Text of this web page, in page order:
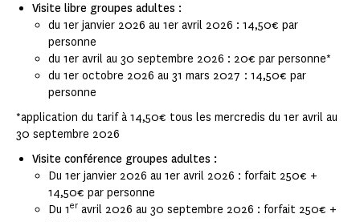
Visite libre groupes adultes :
du 1er janvier 2026 au 1er avril 2026 : 14,50€ par
personne
du 1er avril au 30 septembre 2026 : 20€ par personne*
du 1er octobre 2026 au 31 mars 2027 : 14,50€ par
personne
*application du tarif à 14,50€ tous les mercredis du 1er avril au
30 septembre 2026
Visite conférence groupes adultes :
Du 1er janvier 2026 au 1er avril 2026 : forfait 250€ +
14,50€ par personne
Du 1er avril 2026 au 30 septembre 2026 : forfait 250€ +